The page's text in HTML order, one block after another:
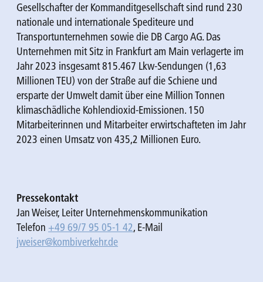
Gesellschafter der Kommanditgesellschaft sind rund 230
nationale und internationale Spediteure und
Transportunternehmen sowie die DB Cargo AG. Das
Unternehmen mit Sitz in Frankfurt am Main verlagerte im
Jahr 2023 insgesamt 815.467 Lkw-Sendungen (1,63
Millionen TEU) von der Straße auf die Schiene und
ersparte der Umwelt damit über eine Million Tonnen
klimaschädliche Kohlendioxid-Emissionen. 150
Mitarbeiterinnen und Mitarbeiter erwirtschafteten im Jahr
2023 einen Umsatz von 435,2 Millionen Euro.
Pressekontakt
Jan Weiser, Leiter Unternehmenskommunikation
Telefon +49 69/7 95 05-1 42, E-Mail
jweiser@kombiverkehr.de